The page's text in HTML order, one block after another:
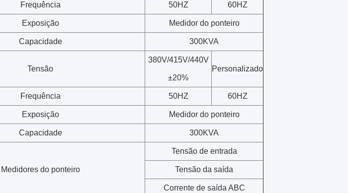
Frequência 50HZ 60HZ
Exposição Medidor do ponteiro
Capacidade 300KVA
Tensão
380V/415V/440V
±20%
Personalizado
Frequência 50HZ 60HZ
Exposição Medidor do ponteiro
Capacidade 300KVA
Medidores do ponteiro
Tensão de entrada
Tensão da saída
Corrente de saída ABC